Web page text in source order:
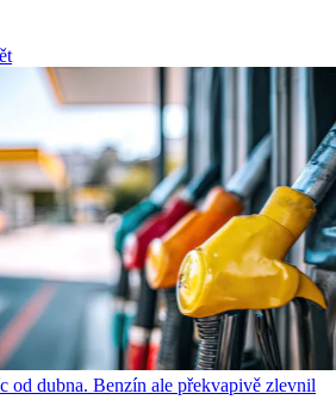
od dubna. Benzín ale překvapivě zlevnil